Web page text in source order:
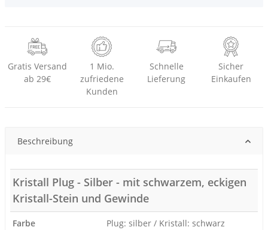
Gratis Versand
ab 29€
1 Mio.
zufriedene
Kunden
Schnelle
Lieferung
Sicher
Einkaufen
Beschreibung
Kristall Plug - Silber - mit schwarzem, eckigen
Kristall-Stein und Gewinde
Farbe
Plug: silber / Kristall: schwarz